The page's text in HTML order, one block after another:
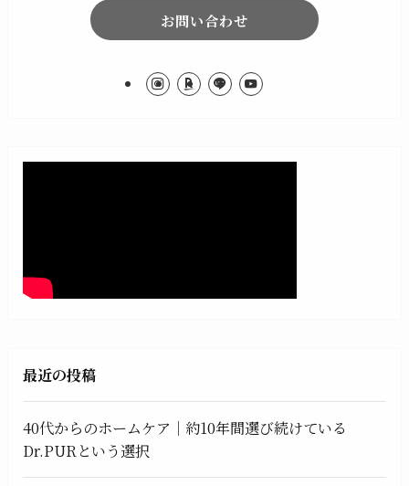
お問い合わせ
最近の投稿
40代からのホームケア｜約10年間選び続けている
Dr.PURという選択